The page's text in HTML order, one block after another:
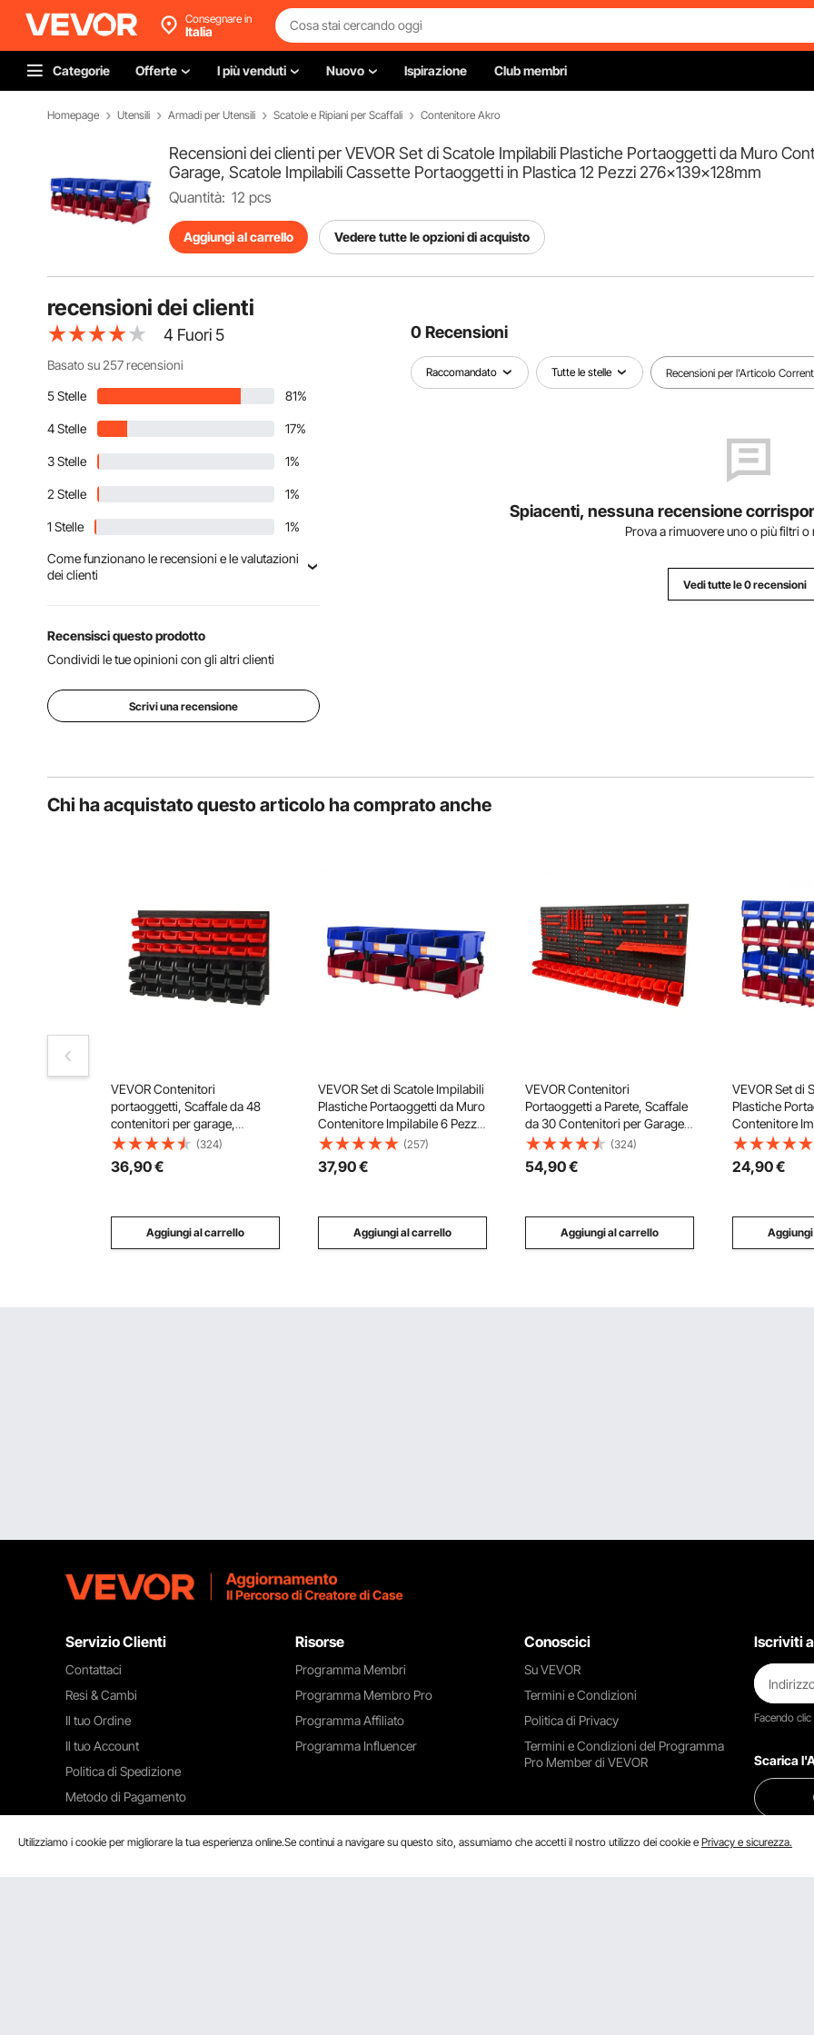
Consegnare in
Italia
Categorie Offerte I più venduti Nuovo Ispirazione Club membri
Homepage Utensili Armadi per Utensili Scatole e Ripiani per Scaffali Contenitore Akro
Recensioni dei clienti per VEVOR Set di Scatole Impilabili Plastiche Portaoggetti da Muro
Garage, Scatole Impilabili Cassette Portaoggetti in Plastica 12 Pezzi 276x139x128mm
Quantità: 12 pcs
Aggiungi al carrello Vedere tutte le opzioni di acquisto
recensioni dei clienti
4 Fuori 5
Basato su 257 recensioni
5 Stelle
81%
4 Stelle 17%
3 Stelle 1%
2 Stelle 1%
1 Stelle 1%
Come funzionano le recensioni e le valutazioni
dei clienti
loro.
Il nostro punteggio complessivo non è una
autentiche e affidabili ed eliminiamo i duplicati o i
contenuti non validi prima di calcolare il punteggio
Recensisci questo prodotto
Condividi le tue opinioni con gli altri clienti
Scrivi una recensione
0 Recensioni
Raccomandato Tutte le stelle Recensioni per l'Articolo
Spiacenti, nessuna recensione
Prova a rimuovere uno o più filtri
Vedi tutte le 0 recensioni
Chi ha acquistato questo articolo ha comprato anche
VEVOR Contenitori
portaoggetti, Scaffale da 48
contenitori per garage,
Organizzatore di attrezzi per
dadi, bulloni, viti, chiodi,
perline, bottoni, altre piccole
(324)
36,90€
Aggiungi al carrello
VEVOR Set di Scatole Impilabili
Plastiche Portaoggetti da Muro
Contenitore Impilabile 6 Pezzi
Blu/Rosso da Officina Garage,
Scatole Impilabili Cassette
Portaoggetti in Plastica 6 Pezzi
(257)
37,90€
Aggiungi al carrello
VEVOR Contenitori
Portaoggetti a Parete, Scaffale
da 30 Contenitori per Garage
Attrezzi in Plastica a
Parete/Porta Attrezzi/Ganci per
Dadi, Bulloni, Viti, Chiodi,
(324)
54,90€
Aggiungi al carrello
VEVOR Set di
Plastiche
Contenitore
Blu/Rosso da
Scatole
Portaoggetti in
24,90€
Servizio Clienti
Contattaci
Resi & Cambi
Il tuo Ordine
Il tuo Account
Politica di Spedizione
Metodo di Pagamento
Risorse
Programma Membri
Programma Membro Pro
Programma Affiliato
Programma Influencer
Conoscici
Su VEVOR
Termini e Condizioni
Politica di Privacy
Termini e Condizioni del Programma
Pro Member di VEVOR
Iscriviti
Facendo
Scarica
Trovaci su
Utilizziamo i cookie per migliorare la tua esperienza online.Se continui a navigare su questo sito, assumiamo che accetti il ​​nostro utilizzo dei cookie e Privacy e sicurezza.